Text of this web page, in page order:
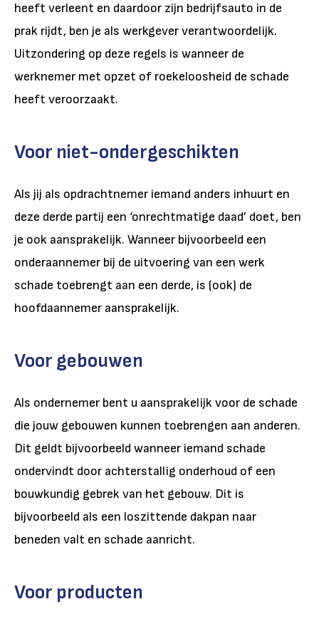
heeft verleent en daardoor zijn bedrijfsauto in de
prak rijdt, ben je als werkgever verantwoordelijk.
Uitzondering op deze regels is wanneer de
werknemer met opzet of roekeloosheid de schade
heeft veroorzaakt.
Voor niet-ondergeschikten
Als jij als opdrachtnemer iemand anders inhuurt en
deze derde partij een ‘onrechtmatige daad’ doet, ben
je ook aansprakelijk. Wanneer bijvoorbeeld een
onderaannemer bij de uitvoering van een werk
schade toebrengt aan een derde, is (ook) de
hoofdaannemer aansprakelijk.
Voor gebouwen
Als ondernemer bent u aansprakelijk voor de schade
die jouw gebouwen kunnen toebrengen aan anderen.
Dit geldt bijvoorbeeld wanneer iemand schade
ondervindt door achterstallig onderhoud of een
bouwkundig gebrek van het gebouw. Dit is
bijvoorbeeld als een loszittende dakpan naar
beneden valt en schade aanricht.
Voor producten